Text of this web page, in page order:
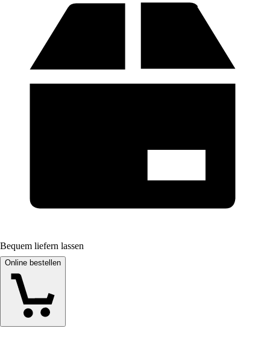
Bequem liefern lassen
Online bestellen